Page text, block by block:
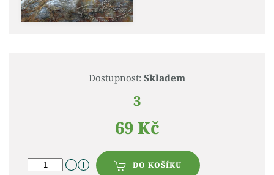
Dostupnost: Skladem
3
69 Kč
DO KOŠÍKU